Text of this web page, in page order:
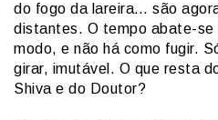
do fogo da lareira… são
distantes. O tempo abate-se
modo, e não há como fugir.
girar, imutável. O que resta
Shiva e do Doutor?